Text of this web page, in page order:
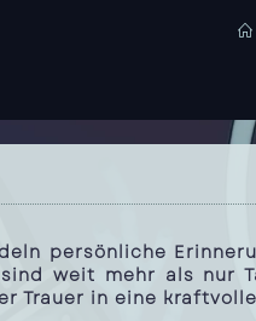
persönliche
weit mehr als nur
Trauer in eine